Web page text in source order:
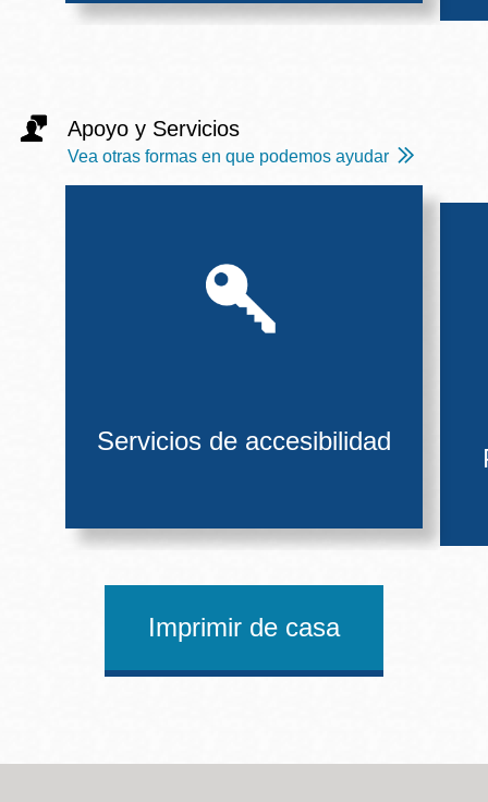
Apoyo y Servicios
Vea otras formas en que podemos ayudar
Servicios de accesibilidad
Imprimir de casa